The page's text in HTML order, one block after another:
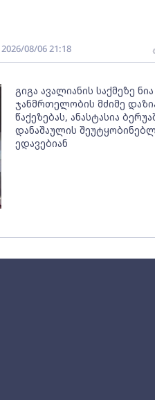
2026/08/06 21:18
გიგა ავალიანის საქმეზე ნია
ჯანმრთელობის მძიმე
წაქეზებას, ანასტასია
დანაშაულის
ედავებიან